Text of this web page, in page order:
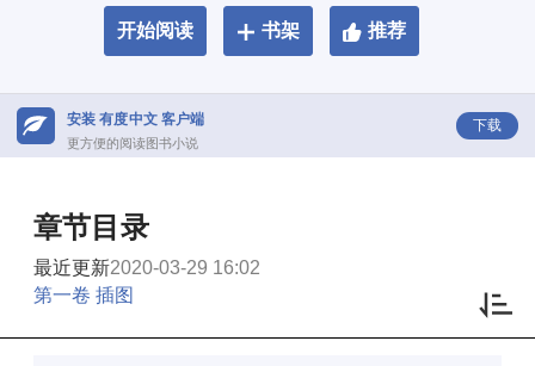
开始阅读 书架 推荐
安装 有度中文 客户端
更方便的阅读图书小说
下载
章节目录
最近更新2020-03-29 16:02
第一卷 插图